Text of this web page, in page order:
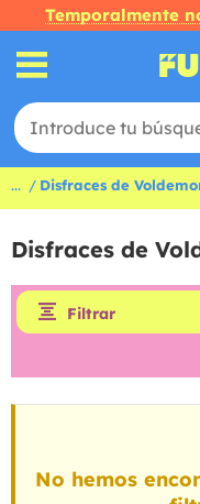
Temporalmente
... Disfraces de
Disfraces de
Filtrar
No hemos